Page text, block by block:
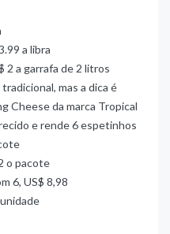
a libra
2 a garrafa de 2 litros
mas a dica é
Cheese da marca Tropical
e rende 6 espetinhos
o pacote
6, US$ 8,98